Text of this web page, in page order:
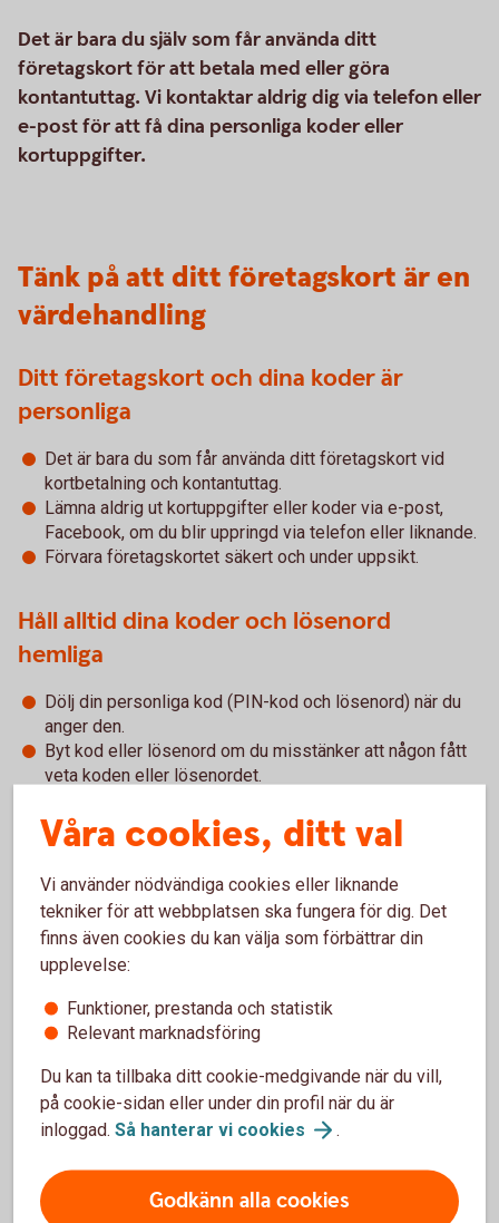
Det är bara du själv som får använda ditt
företagskort för att betala med eller göra
kontantuttag. Vi kontaktar aldrig dig via telefon eller
e-post för att få dina personliga koder eller
kortuppgifter.
Tänk på att ditt företagskort är en
värdehandling
Ditt företagskort och dina koder är
personliga
Det är bara du som får använda ditt företagskort vid
kortbetalning och kontantuttag.
Lämna aldrig ut kortuppgifter eller koder via e-post,
Facebook, om du blir uppringd via telefon eller liknande.
Förvara företagskortet säkert och under uppsikt.
Håll alltid dina koder och lösenord
hemliga
Dölj din personliga kod (PIN-kod och lösenord) när du
anger den.
Byt kod eller lösenord om du misstänker att någon fått
veta koden eller lösenordet.
eller misstänker att någon använder det.
Förvara inte anteckning om din kod tillsammans med
ditt kort.
Du får aldrig avslöja kod eller lösenord för någon.
Läs mer om vad som gäller i villkoren för ditt företagskort
och för respektive tjänst kopplad till kortet.
Personlig kod (PIN-kod)
Den personliga koden, som även kallas PIN-kod, består av
fyra siffror. Om du har beställt ett nytt kort får du ett PIN-
kodskuvert hemskickat. På ditt bankkort Business kan du
Våra cookies, ditt val
Vi använder nödvändiga cookies eller liknande
tekniker för att webbplatsen ska fungera för dig. Det
finns även cookies du kan välja som förbättrar din
upplevelse:
Funktioner, prestanda och statistik
Relevant marknadsföring
Du kan ta tillbaka ditt cookie-medgivande när du vill,
på cookie-sidan eller under din profil när du är
inloggad. Så hanterar vi cookies .
Godkänn alla cookies